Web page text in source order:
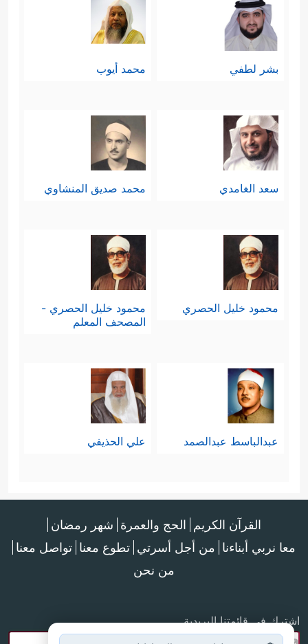
بشر لطفي محمد أيوب
سعد الغامدي محمد صديق المنشاوي
محمود خليل الحصري
محمود خليل الحصري -
المصحف المعلم
عبدالباسط عبدالصمد علي الحذيفي
القرآن الكريم الحج والعمرة شهر رمضان
معا نربي أبناءنا من أجل أسرتي تطوع معنا تواصل معنا
من نحن
اشترك في قائمتنا البريدية